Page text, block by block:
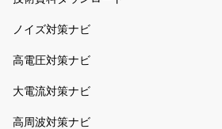
ノイズ対策ナビ
高電圧対策ナビ
大電流対策ナビ
高周波対策ナビ